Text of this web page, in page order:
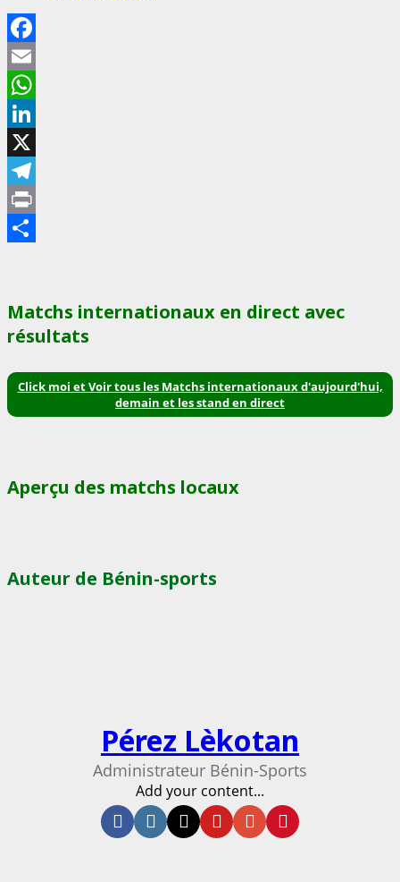
Facebook
Email
WhatsApp
LinkedIn
X
Telegram
Print
Matchs internationaux en direct avec
résultats
Click moi et Voir tous les Matchs internationaux d'aujourd'hui,
demain et les stand en direct
Aperçu des matchs locaux
Auteur de Bénin-sports
Pérez Lèkotan
Administrateur Bénin-Sports
Add your content...
Facebook
Instagram
TwitterYoutube
EmailWebsite